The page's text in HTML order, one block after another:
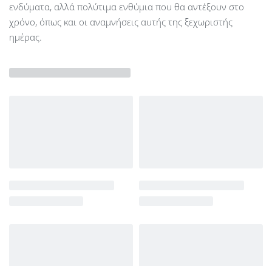
ενδύματα, αλλά πολύτιμα ενθύμια που θα αντέξουν στο
χρόνο, όπως και οι αναμνήσεις αυτής της ξεχωριστής
ημέρας.